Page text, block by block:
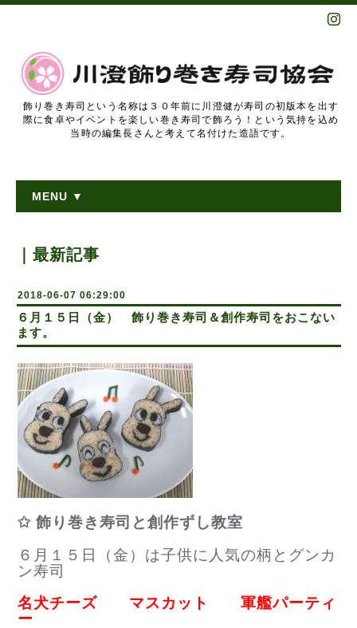
飾り巻き寿司という名称は３０年前に川澄健が寿司の初版本を出す
際に食卓やイベントを楽しい巻き寿司で飾ろう！という気持を込め
当時の編集長さんと考えて名付けた造語です。
MENU ▼
｜最新記事
2018-06-07 06:29:00
６月１５日（金） 飾り巻き寿司＆創作寿司をおこない
ます。
✩ 飾り巻き寿司と創作ずし教室
６月１５日（金）は子供に人気の柄とグンカ
ン寿司
名犬チーズ マスカット 軍艦パーティ
ー